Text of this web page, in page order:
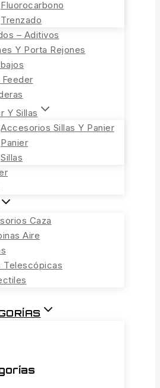
Fluorocarbono
Trenzado
– Aditivos
Y Porta Rejones
Feeder
Y Sillas
Accesorios Sillas Y Panier
Panier
Sillas
Caza
Aire
Telescópicas